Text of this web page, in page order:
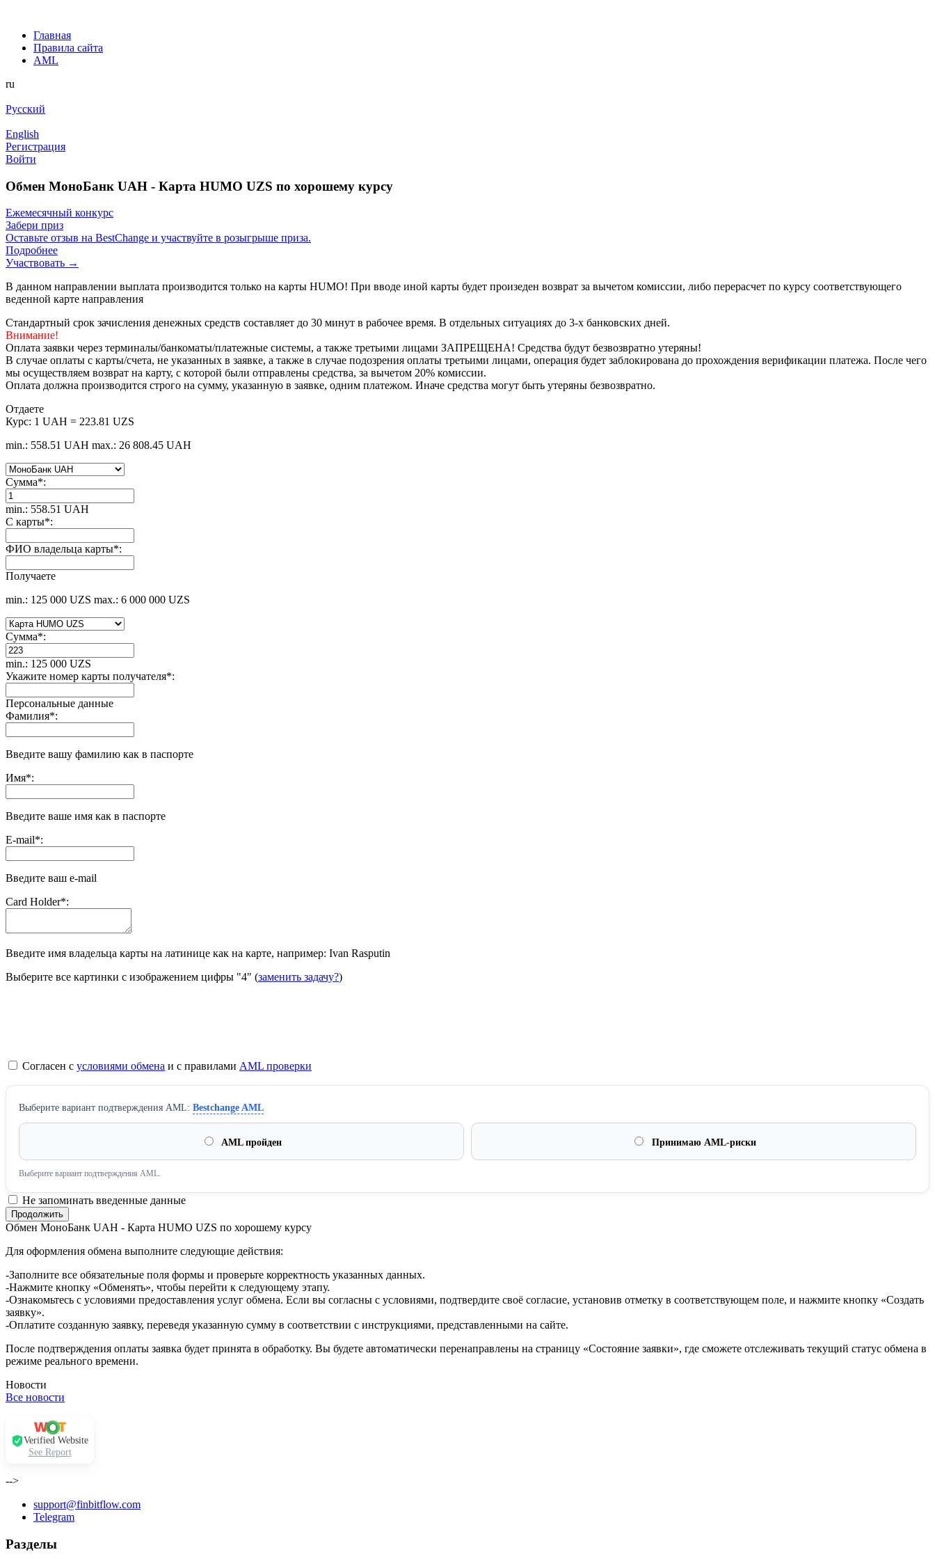
Главная
Правила сайта
AML
ru
Русский
English
Регистрация
Войти
Обмен МоноБанк UAH - Карта HUMO UZS по хорошему курсу
Ежемесячный конкурс
Забери приз
Оставьте отзыв на BestChange и участвуйте в розыгрыше приза.
Подробнее
Участвовать →
В данном направлении выплата производится только на карты HUMO! При вводе иной карты будет произеден возврат за вычетом комиссии, либо перерасчет по курсу соответствующего
веденной карте направления
Стандартный срок зачисления денежных средств составляет до 30 минут в рабочее время. В отдельных ситуациях до 3-х банковских дней.
Внимание!
Оплата заявки через терминалы/банкоматы/платежные системы, а также третьими лицами ЗАПРЕЩЕНА! Средства будут безвозвратно утеряны!
В случае оплаты с карты/счета, не указанных в заявке, а также в случае подозрения оплаты третьими лицами, операция будет заблокирована до прохождения верификации платежа. После чего
мы осуществляем возврат на карту, с которой были отправлены средства, за вычетом 20% комиссии.
Оплата должна производится строго на сумму, указанную в заявке, одним платежом. Иначе средства могут быть утеряны безвозвратно.
Отдаете
Курс: 1 UAH = 223.81 UZS
min.: 558.51 UAH max.: 26 808.45 UAH
Сумма*:
min.: 558.51 UAH
С карты*:
ФИО владельца карты*:
Получаете
min.: 125 000 UZS max.: 6 000 000 UZS
Сумма*:
min.: 125 000 UZS
Укажите номер карты получателя*:
Персональные данные
Фамилия*:
Введите вашу фамилию как в паспорте
Имя*:
Введите ваше имя как в паспорте
E-mail*:
Введите ваш e-mail
Сard Holder*:
Введите имя владельца карты на латинице как на карте, например: Ivan Rasputin
Выберите все картинки с изображением цифры "4" (заменить задачу?)
Согласен с условиями обмена и с правилами AML проверки
Выберите вариант подтверждения AML: Bestchange AML
AML пройден Принимаю AML-риски
Выберите вариант подтверждения AML.
Не запоминать введенные данные
Обмен МоноБанк UAH - Карта HUMO UZS по хорошему курсу
Для оформления обмена выполните следующие действия:
-Заполните все обязательные поля формы и проверьте корректность указанных данных.
-Нажмите кнопку «Обменять», чтобы перейти к следующему этапу.
-Ознакомьтесь с условиями предоставления услуг обмена. Если вы согласны с условиями, подтвердите своё согласие, установив отметку в соответствующем поле, и нажмите кнопку «Создать
заявку».
-Оплатите созданную заявку, переведя указанную сумму в соответствии с инструкциями, представленными на сайте.
После подтверждения оплаты заявка будет принята в обработку. Вы будете автоматически перенаправлены на страницу «Состояние заявки», где сможете отслеживать текущий статус обмена в
режиме реального времени.
Новости
Все новости
Verified Website
See Report
-->
support@finbitflow.com
Telegram
Разделы